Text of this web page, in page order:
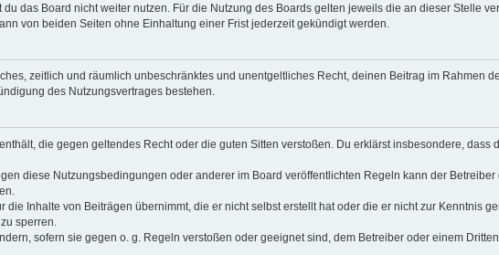
das Board nicht weiter nutzen. Für die Nutzung des Boards gelten jeweils die an dieser Stelle
von beiden Seiten ohne Einhaltung einer Frist jederzeit gekündigt werden.
zeitlich und räumlich unbeschränktes und unentgeltliches Recht, deinen Beitrag im Rahmen
des Nutzungsvertrages bestehen.
die gegen geltendes Recht oder die guten Sitten verstoßen. Du erklärst insbesondere,
diese Nutzungsbedingungen oder anderer im Board veröffentlichten Regeln kann der
Inhalte von Beiträgen übernimmt, die er nicht selbst erstellt hat oder die er nicht zur Kenntnis
sperren.
sofern sie gegen o. g. Regeln verstoßen oder geeignet sind, dem Betreiber oder einem